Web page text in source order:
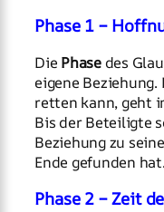
Phase 1 –
Die Phasedes
eigene
retten kann, geht
Bis der Beteiligte
Beziehung zu
Ende gefunden hat.
Phase 2 – Zeit